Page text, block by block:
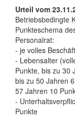
Urteil vom
Betriebsbedingte
Punkteschema
Personalrat:
- je volles
- Lebensalter
Punkte, bis zu 30
bis zu 50 Jahren
57 Jahren 10
-
Punkte